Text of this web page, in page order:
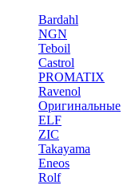
Bardahl
NGN
Teboil
Castrol
PROMATIX
Ravenol
Оригинальные
ELF
ZIC
Takayama
Eneos
Rolf